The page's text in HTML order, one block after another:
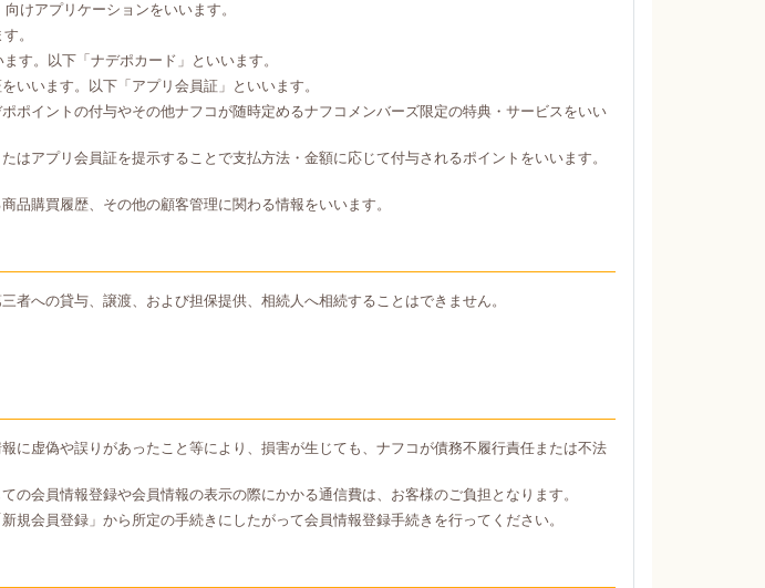
けアプリケーションをいいます。
。
す。以下「ナデポカード」といいます。
いいます。以下「アプリ会員証」といいます。
ポイントの付与やその他ナフコが随時定めるナフコメンバーズ限定の特典・サービスをいい
アプリ会員証を提示することで支払方法・金額に応じて付与されるポイントをいいます。
品購買履歴、その他の顧客管理に関わる情報をいいます。
への貸与、譲渡、および担保提供、相続人へ相続することはできません。
虚偽や誤りがあったこと等により、損害が生じても、ナフコが債務不履行責任または不法
会員情報登録や会員情報の表示の際にかかる通信費は、お客様のご負担となります。
会員登録」から所定の手続きにしたがって会員情報登録手続きを行ってください。